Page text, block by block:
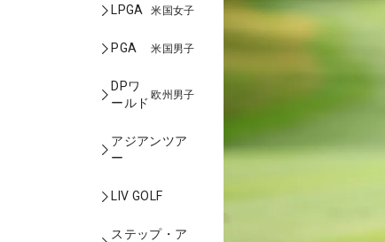
LPGA 米国女子
PGA 米国男子
DPワ
ールド
欧州男子
アジアンツア
ー
LIV GOLF
ステップ・ア